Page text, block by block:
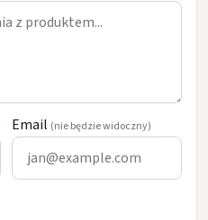
Email (nie będzie widoczny)